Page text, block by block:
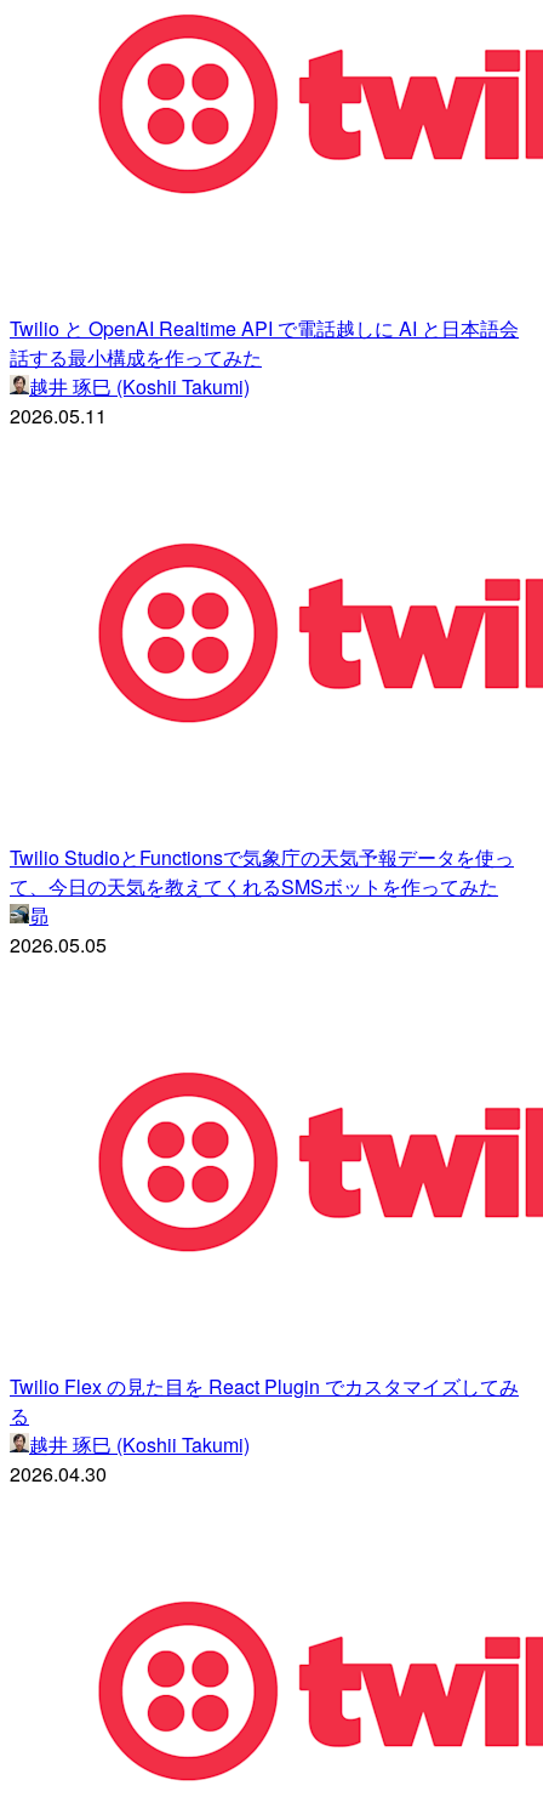
Twilio と OpenAI Realtime API で電話越しに AI と日本語会
話する最小構成を作ってみた
越井 琢巳 (Koshii Takumi)
2026.05.11
Twilio StudioとFunctionsで気象庁の天気予報データを使っ
て、今日の天気を教えてくれるSMSボットを作ってみた
昴
2026.05.05
Twilio Flex の見た目を React Plugin でカスタマイズしてみ
る
越井 琢巳 (Koshii Takumi)
2026.04.30